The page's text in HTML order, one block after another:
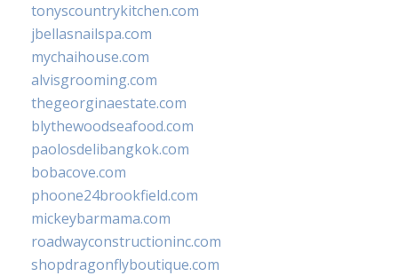
tonyscountrykitchen.com
jbellasnailspa.com
mychaihouse.com
alvisgrooming.com
thegeorginaestate.com
blythewoodseafood.com
paolosdelibangkok.com
bobacove.com
phoone24brookfield.com
mickeybarmama.com
roadwayconstructioninc.com
shopdragonflyboutique.com